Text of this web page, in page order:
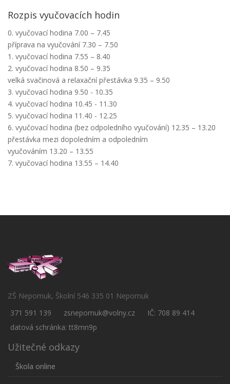
Rozpis vyučovacích hodin
0. vyučovací hodina 7.00 – 7.45
příprava na vyučování 7.30 – 7.50
1. vyučovací hodina 7.55 – 8.40
2. vyučovací hodina 8.50 – 9.35
velká svačinová a relaxační přestávka 9.35 – 9.50
3. vyučovací hodina 9.50 - 10.35
4. vyučovací hodina 10.45 - 11.30
5. vyučovací hodina 11.40 - 12.25
6. vyučovací hodina (bez odpoledního vyučování) 12.35 – 13.20
přestávka mezi dopoledním a odpoledním
vyučováním 13.20 – 13.55
7. vyučovací hodina 13.55 – 14.40
ZŠ Nepomuk, Školní 546 335 01 Nepomuk
371 591 139
zsnepomuk@volny.cz
IČ: 708 89 414
datová schránka: tt8mn9p
Užitečné odkazy
Škola online